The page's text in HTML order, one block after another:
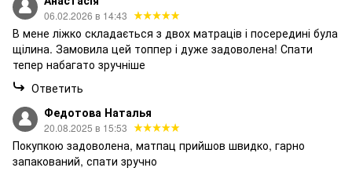
06.02.2026 в 14:43
В мене ліжко складається з двох матраців і посередині була
щілина. Замовила цей топпер і дуже задоволена! Спати
тепер набагато зручніше
Ответить
Федотова Наталья
20.08.2025 в 15:53
Покупкою задоволена, матпац прийшов швидко, гарно
запакований, спати зручно